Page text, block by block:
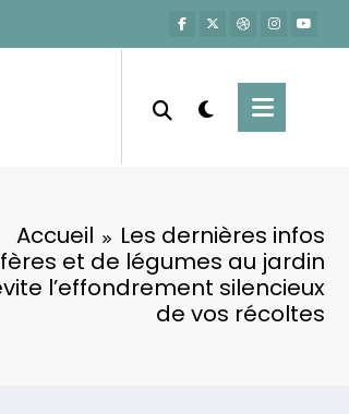
Accueil
Les dernières infos
et de légumes au jardin
l’effondrement silencieux
de vos récoltes